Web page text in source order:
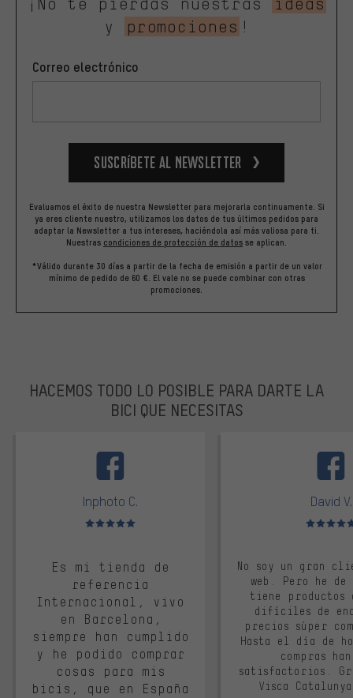
y
promociones !
Correo electrónico
Suscríbete al newsletter
Evaluamos el éxito de nuestra Newsletter para mejorarla continuamente. Si
ya eres cliente nuestro, utilizamos los datos de tus últimos pedidos para
adaptar la Newsletter a tus intereses, haciéndola así más valiosa para ti.
Nuestras condiciones de protección de datos se aplican.
*Válido durante 30 días a partir de la fecha de emisión a partir de un valor
mínimo de pedido de 60 €. El vale no se puede combinar con otras
promociones.
HACEMOS TODO LO POSIBLE PARA DARTE LA
BICI QUE NECESITAS
Inphoto C.
Valoración media: 5 de 5
Es mi tienda de
referencia
Internacional, vivo
en Barcelona,
siempre han cumplido
y he podido comprar
cosas para mis
bicis, que en España
David V.
Valoración
No soy un gran
web. Pero he
tiene productos
difíciles de
precios súper
Hasta el día de
compras
satisfactorios.
Visca